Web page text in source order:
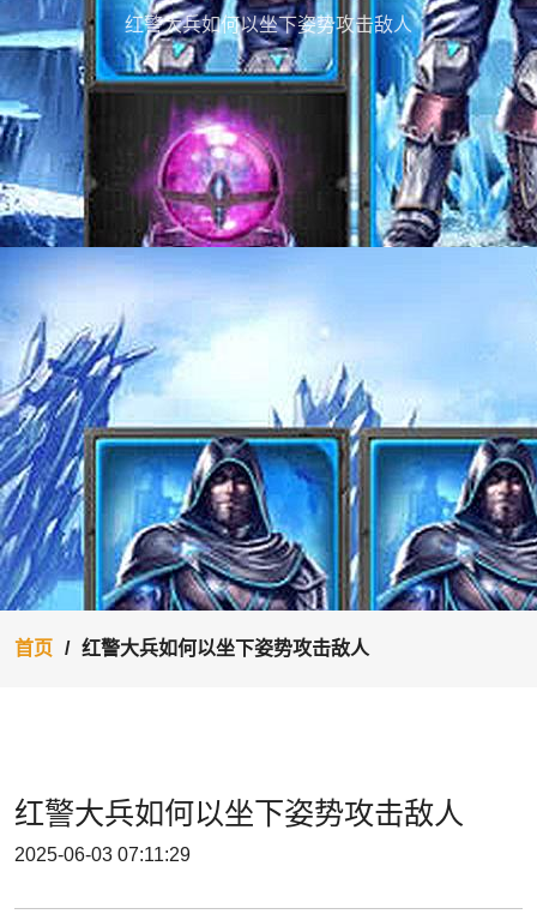
红警大兵如何以坐下姿势攻击敌人
首页 红警大兵如何以坐下姿势攻击敌人
红警大兵如何以坐下姿势攻击敌人
2025-06-03 07:11:29